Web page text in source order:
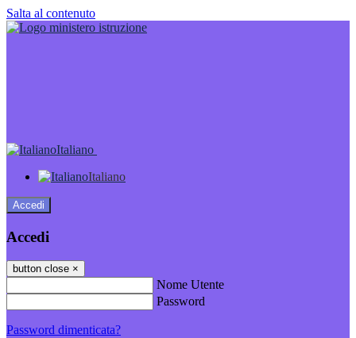
Salta al contenuto
Italiano
Italiano
Accedi
Accedi
button close ×
Nome Utente
Password
Password dimenticata?